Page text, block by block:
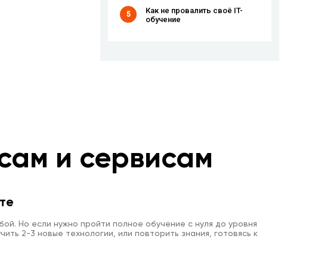
5
Как не провалить своё IT-
обучение
и сервисам
Но если нужно пройти полное обучение с нуля до уровня
2-3 новые технологии, или повторить знания, готовясь к